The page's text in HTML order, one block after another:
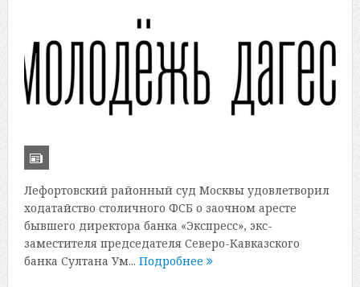
Лефортовский районный суд Москвы удовлетворил
ходатайство столичного ФСБ о заочном аресте
бывшего директора банка «Экспресс», экс-
заместителя председателя Северо-Кавказского
банка Султана Ум... Подробнее